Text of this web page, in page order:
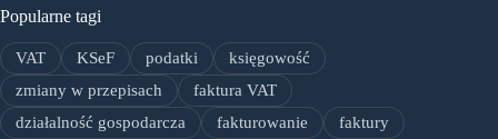
Popularne tagi
VAT KSeF podatki
księgowość
zmiany w przepisach
faktura VAT
działalność gospodarcza
fakturowanie
faktury